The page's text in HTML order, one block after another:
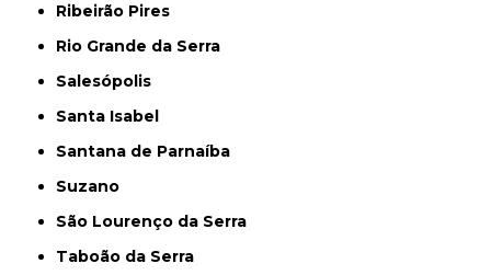
Ribeirão Pires
Rio Grande da Serra
Salesópolis
Santa Isabel
Santana de Parnaíba
Suzano
São Lourenço da Serra
Taboão da Serra